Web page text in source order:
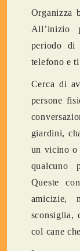
Organizza
All’inizio
periodo
telefono e
Cerca di
persone
giardini,
un vicino o
qualcuno
Queste
amicizie,
sconsiglia,
col cane